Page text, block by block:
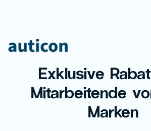
Exklusive
Mitarbeitende
Marken